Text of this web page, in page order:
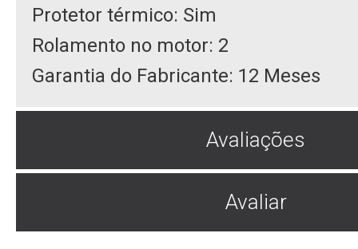
Protetor térmico: Sim
Rolamento no motor: 2
Garantia do Fabricante: 12 Meses
Avaliações
Avaliar